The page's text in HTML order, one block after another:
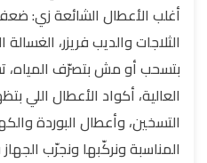
أغلب الأعطال الشائعة زي: ضعف
الثلاجات والديب فريزر،
بتسحب أو مش بتصرّف المياه،
العالية، أكواد الأعطال اللي
التسخين، وأعطال البوردة
المناسبة ونركّبها ونجرّب